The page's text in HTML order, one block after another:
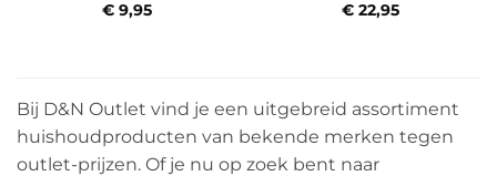
€ 9,95
€22,95
Bij D&N Outlet vind je een uitgebreid assortiment
huishoudproducten van bekende merken tegen
outlet-prijzen. Of je nu op zoek bent naar